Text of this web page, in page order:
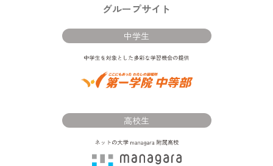
グループサイト
中学生
高校生